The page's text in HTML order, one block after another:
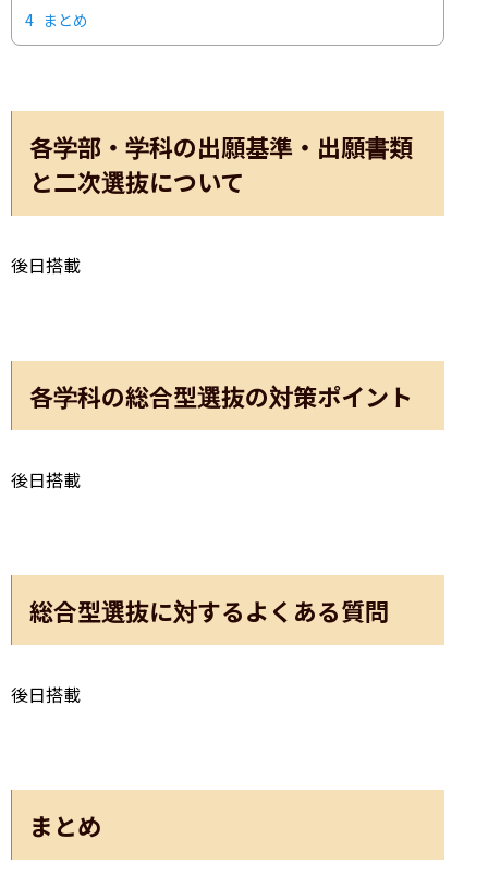
4 まとめ
各学部・学科の出願基準・出願書類
と二次選抜について
後日搭載
各学科の総合型選抜の対策ポイント
後日搭載
総合型選抜に対するよくある質問
後日搭載
まとめ